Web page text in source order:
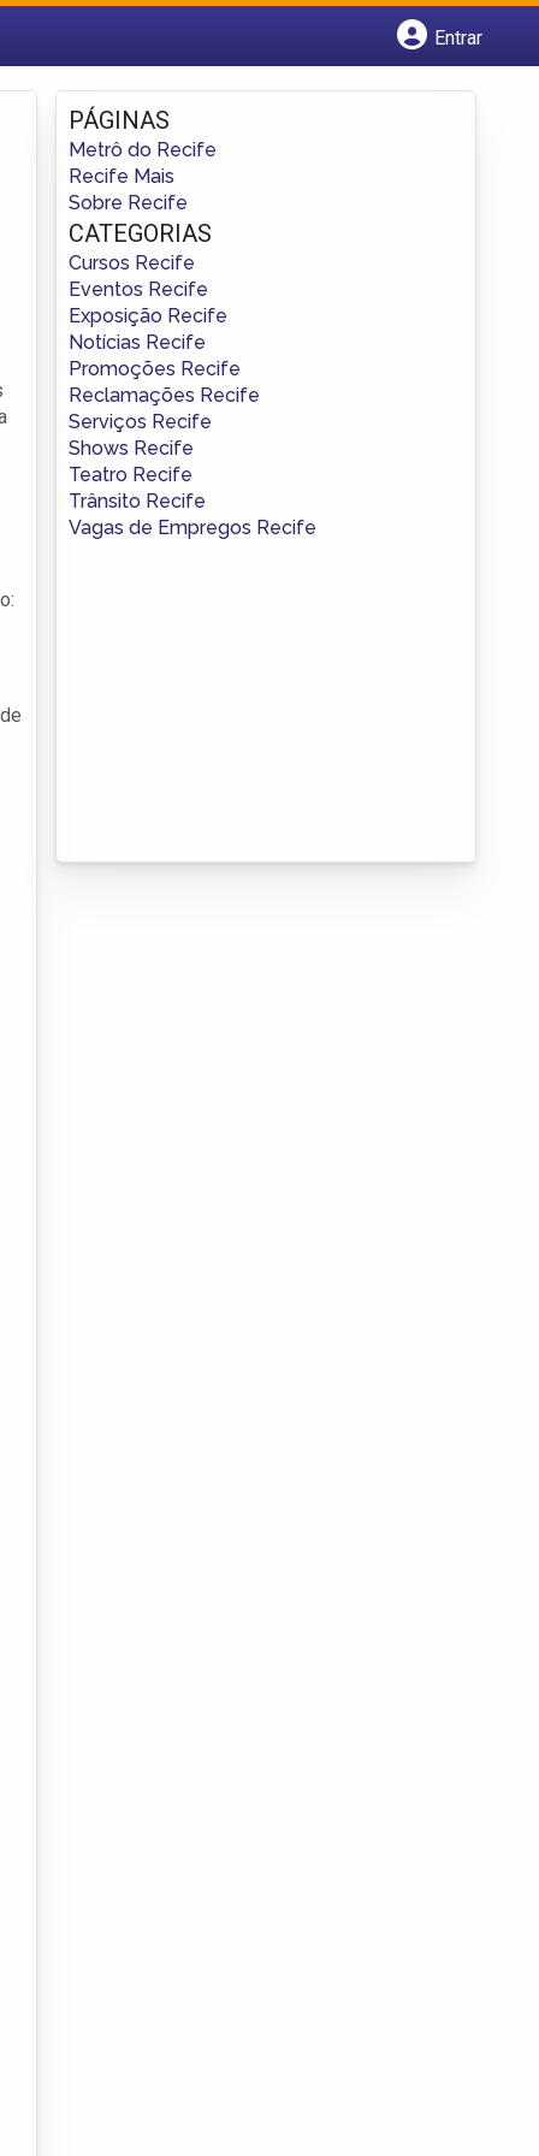
Entrar
Fazer login
Criar conta
PÁGINAS
Metrô do Recife
Recife Mais
Sobre Recife
CATEGORIAS
Cursos Recife
Eventos Recife
Exposição Recife
Notícias Recife
Promoções Recife
Reclamações Recife
Serviços Recife
Shows Recife
Teatro Recife
Trânsito Recife
Vagas de Empregos Recife